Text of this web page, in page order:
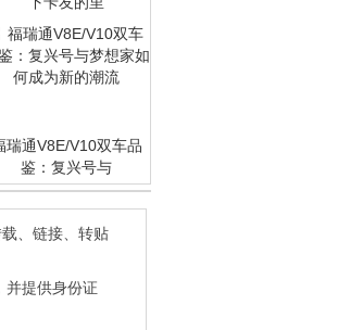
瑞通V8E/V10双车品
鉴：复兴号与
、链接、转贴
并提供身份证